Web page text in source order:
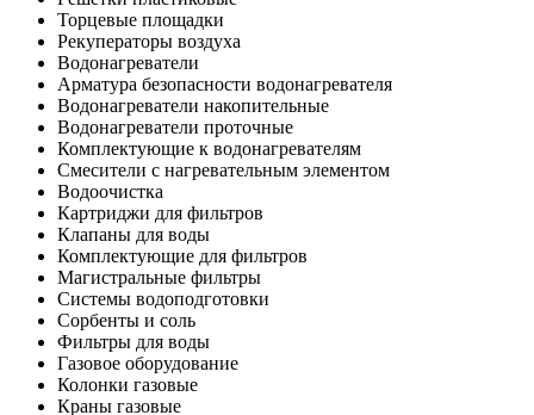
Торцевые площадки
Рекуператоры воздуха
Водонагреватели
Арматура безопасности водонагревателя
Водонагреватели накопительные
Водонагреватели проточные
Комплектующие к водонагревателям
Смесители с нагревательным элементом
Водоочистка
Картриджи для фильтров
Клапаны для воды
Комплектующие для фильтров
Магистральные фильтры
Системы водоподготовки
Сорбенты и соль
Фильтры для воды
Газовое оборудование
Колонки газовые
Краны газовые